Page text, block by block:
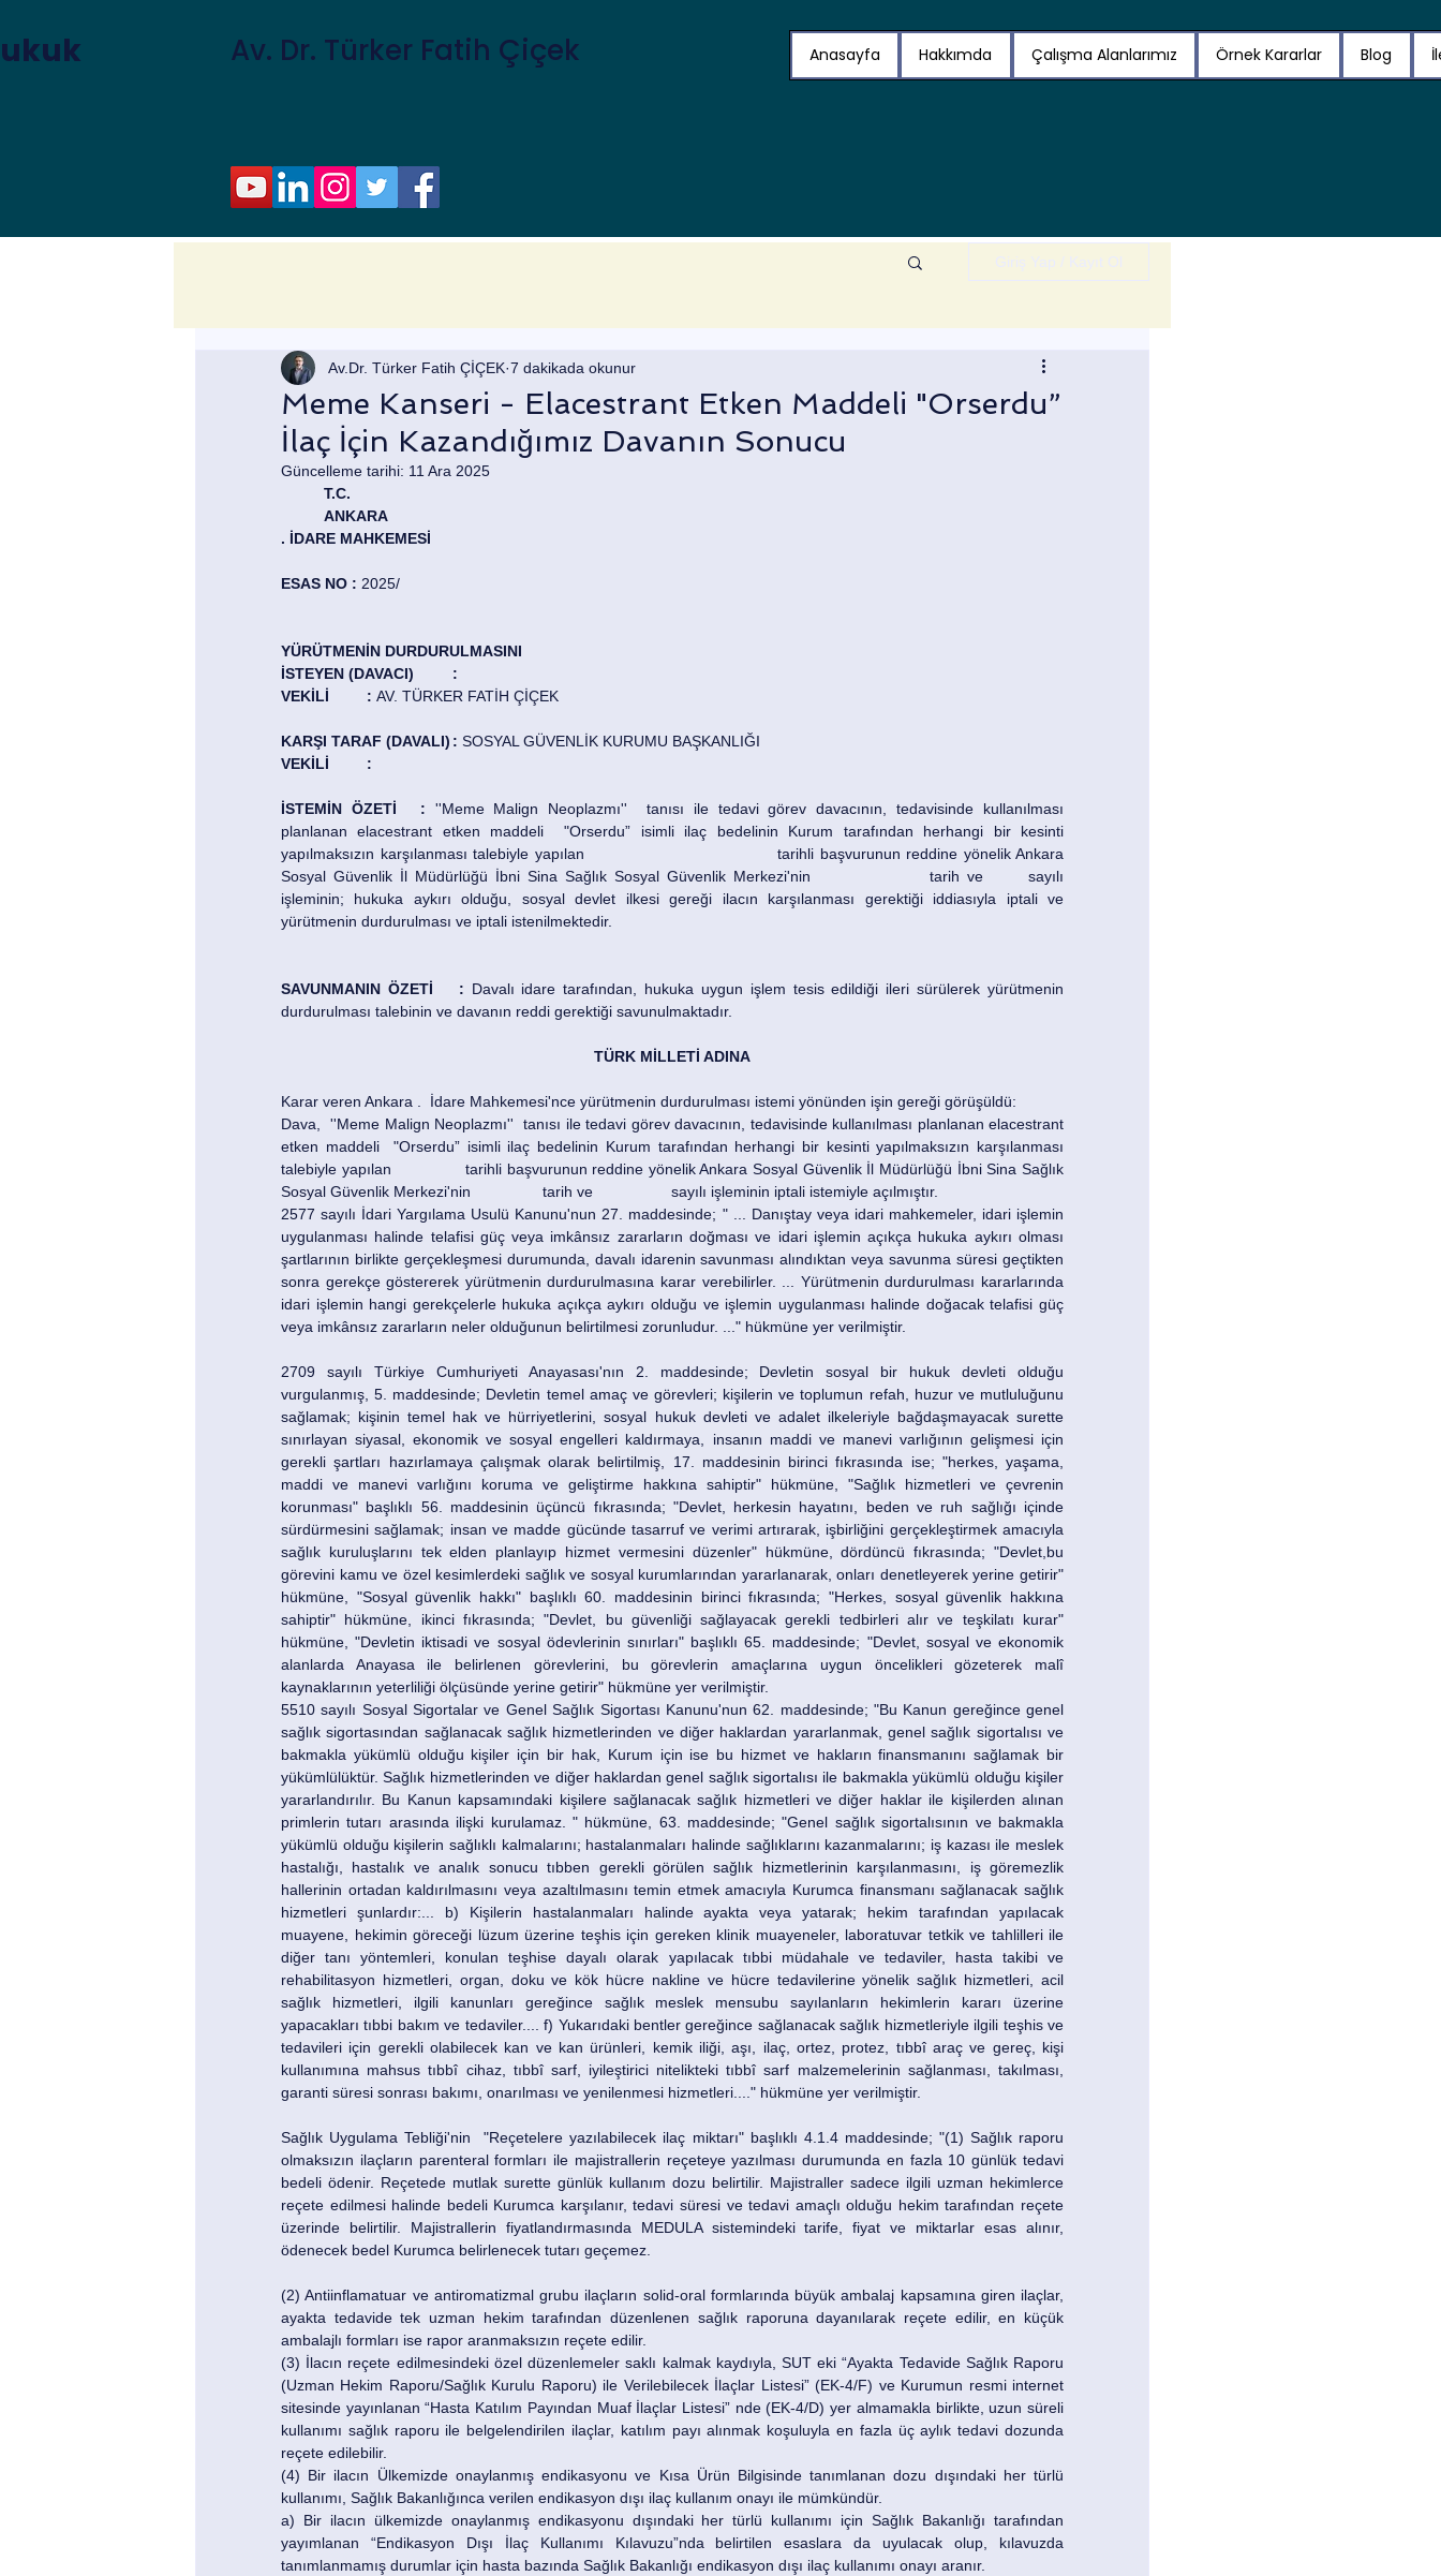
Av. Dr. Türker Fatih Çiçek Anasayfa Hakkımda Çalışma Alanlarımız Örnek Kararlar Blog
Giriş Yap / Kayıt Ol
Meme Kanseri - Elacestrant Etken Maddeli "Orserdu”
İlaç İçin Kazandığımız Davanın Sonucu
Av.Dr. Türker Fatih ÇİÇEK 7 dakikada okunur
Güncelleme tarihi: 11 Ara 2025
	T.C.
	ANKARA
. İDARE MAHKEMESİ
ESAS NO : 2025/
YÜRÜTMENİN DURDURULMASINI
İSTEYEN (DAVACI)	:
VEKİLİ	: AV. TÜRKER FATİH ÇİÇEK
KARŞI TARAF (DAVALI)	: SOSYAL GÜVENLİK KURUMU BAŞKANLIĞI
VEKİLİ	:
İSTEMİN ÖZETİ	: ''Meme Malign Neoplazmı''  tanısı ile tedavi görev davacının, tedavisinde kullanılması
planlanan elacestrant etken maddeli  "Orserdu” isimli ilaç bedelinin Kurum tarafından herhangi bir kesinti
yapılmaksızın karşılanması talebiyle yapılan 				  tarihli başvurunun reddine yönelik Ankara
Sosyal Güvenlik İl Müdürlüğü İbni Sina Sağlık Sosyal Güvenlik Merkezi'nin 			 tarih ve 	 sayılı
işleminin; hukuka aykırı olduğu, sosyal devlet ilkesi gereği ilacın karşılanması gerektiği iddiasıyla iptali ve
yürütmenin durdurulması ve iptali istenilmektedir.
SAVUNMANIN ÖZETİ	: Davalı idare tarafından, hukuka uygun işlem tesis edildiği ileri sürülerek yürütmenin
durdurulması talebinin ve davanın reddi gerektiği savunulmaktadır.
TÜRK MİLLETİ ADINA
Karar veren Ankara .  İdare Mahkemesi'nce yürütmenin durdurulması istemi yönünden işin gereği görüşüldü:
Dava,  ''Meme Malign Neoplazmı''  tanısı ile tedavi görev davacının, tedavisinde kullanılması planlanan elacestrant
etken maddeli  "Orserdu” isimli ilaç bedelinin Kurum tarafından herhangi bir kesinti yapılmaksızın karşılanması
talebiyle yapılan 		  tarihli başvurunun reddine yönelik Ankara Sosyal Güvenlik İl Müdürlüğü İbni Sina Sağlık
Sosyal Güvenlik Merkezi'nin 		 tarih ve 		 sayılı işleminin iptali istemiyle açılmıştır.
2577 sayılı İdari Yargılama Usulü Kanunu'nun 27. maddesinde; " ... Danıştay veya idari mahkemeler, idari işlemin
uygulanması halinde telafisi güç veya imkânsız zararların doğması ve idari işlemin açıkça hukuka aykırı olması
şartlarının birlikte gerçekleşmesi durumunda, davalı idarenin savunması alındıktan veya savunma süresi geçtikten
sonra gerekçe göstererek yürütmenin durdurulmasına karar verebilirler. ... Yürütmenin durdurulması kararlarında
idari işlemin hangi gerekçelerle hukuka açıkça aykırı olduğu ve işlemin uygulanması halinde doğacak telafisi güç
veya imkânsız zararların neler olduğunun belirtilmesi zorunludur. ..." hükmüne yer verilmiştir.
2709 sayılı Türkiye Cumhuriyeti Anayasası'nın 2. maddesinde; Devletin sosyal bir hukuk devleti olduğu
vurgulanmış, 5. maddesinde; Devletin temel amaç ve görevleri; kişilerin ve toplumun refah, huzur ve mutluluğunu
sağlamak; kişinin temel hak ve hürriyetlerini, sosyal hukuk devleti ve adalet ilkeleriyle bağdaşmayacak surette
sınırlayan siyasal, ekonomik ve sosyal engelleri kaldırmaya, insanın maddi ve manevi varlığının gelişmesi için
gerekli şartları hazırlamaya çalışmak olarak belirtilmiş, 17. maddesinin birinci fıkrasında ise; "herkes, yaşama,
maddi ve manevi varlığını koruma ve geliştirme hakkına sahiptir" hükmüne, "Sağlık hizmetleri ve çevrenin
korunması" başlıklı 56. maddesinin üçüncü fıkrasında; "Devlet, herkesin hayatını, beden ve ruh sağlığı içinde
sürdürmesini sağlamak; insan ve madde gücünde tasarruf ve verimi artırarak, işbirliğini gerçekleştirmek amacıyla
sağlık kuruluşlarını tek elden planlayıp hizmet vermesini düzenler" hükmüne, dördüncü fıkrasında; "Devlet,bu
görevini kamu ve özel kesimlerdeki sağlık ve sosyal kurumlarından yararlanarak, onları denetleyerek yerine getirir"
hükmüne, "Sosyal güvenlik hakkı" başlıklı 60. maddesinin birinci fıkrasında; "Herkes, sosyal güvenlik hakkına
sahiptir" hükmüne, ikinci fıkrasında; "Devlet, bu güvenliği sağlayacak gerekli tedbirleri alır ve teşkilatı kurar"
hükmüne, "Devletin iktisadi ve sosyal ödevlerinin sınırları" başlıklı 65. maddesinde; "Devlet, sosyal ve ekonomik
alanlarda Anayasa ile belirlenen görevlerini, bu görevlerin amaçlarına uygun öncelikleri gözeterek malî
kaynaklarının yeterliliği ölçüsünde yerine getirir" hükmüne yer verilmiştir.
5510 sayılı Sosyal Sigortalar ve Genel Sağlık Sigortası Kanunu'nun 62. maddesinde; "Bu Kanun gereğince genel
sağlık sigortasından sağlanacak sağlık hizmetlerinden ve diğer haklardan yararlanmak, genel sağlık sigortalısı ve
bakmakla yükümlü olduğu kişiler için bir hak, Kurum için ise bu hizmet ve hakların finansmanını sağlamak bir
yükümlülüktür. Sağlık hizmetlerinden ve diğer haklardan genel sağlık sigortalısı ile bakmakla yükümlü olduğu kişiler
yararlandırılır. Bu Kanun kapsamındaki kişilere sağlanacak sağlık hizmetleri ve diğer haklar ile kişilerden alınan
primlerin tutarı arasında ilişki kurulamaz. " hükmüne, 63. maddesinde; "Genel sağlık sigortalısının ve bakmakla
yükümlü olduğu kişilerin sağlıklı kalmalarını; hastalanmaları halinde sağlıklarını kazanmalarını; iş kazası ile meslek
hastalığı, hastalık ve analık sonucu tıbben gerekli görülen sağlık hizmetlerinin karşılanmasını, iş göremezlik
hallerinin ortadan kaldırılmasını veya azaltılmasını temin etmek amacıyla Kurumca finansmanı sağlanacak sağlık
hizmetleri şunlardır:... b) Kişilerin hastalanmaları halinde ayakta veya yatarak; hekim tarafından yapılacak
muayene, hekimin göreceği lüzum üzerine teşhis için gereken klinik muayeneler, laboratuvar tetkik ve tahlilleri ile
diğer tanı yöntemleri, konulan teşhise dayalı olarak yapılacak tıbbi müdahale ve tedaviler, hasta takibi ve
rehabilitasyon hizmetleri, organ, doku ve kök hücre nakline ve hücre tedavilerine yönelik sağlık hizmetleri, acil
sağlık hizmetleri, ilgili kanunları gereğince sağlık meslek mensubu sayılanların hekimlerin kararı üzerine
yapacakları tıbbi bakım ve tedaviler.... f) Yukarıdaki bentler gereğince sağlanacak sağlık hizmetleriyle ilgili teşhis ve
tedavileri için gerekli olabilecek kan ve kan ürünleri, kemik iliği, aşı, ilaç, ortez, protez, tıbbî araç ve gereç, kişi
kullanımına mahsus tıbbî cihaz, tıbbî sarf, iyileştirici nitelikteki tıbbî sarf malzemelerinin sağlanması, takılması,
garanti süresi sonrası bakımı, onarılması ve yenilenmesi hizmetleri...." hükmüne yer verilmiştir.
Sağlık Uygulama Tebliği'nin  "Reçetelere yazılabilecek ilaç miktarı" başlıklı 4.1.4 maddesinde; "(1) Sağlık raporu
olmaksızın ilaçların parenteral formları ile majistrallerin reçeteye yazılması durumunda en fazla 10 günlük tedavi
bedeli ödenir. Reçetede mutlak surette günlük kullanım dozu belirtilir. Majistraller sadece ilgili uzman hekimlerce
reçete edilmesi halinde bedeli Kurumca karşılanır, tedavi süresi ve tedavi amaçlı olduğu hekim tarafından reçete
üzerinde belirtilir. Majistrallerin fiyatlandırmasında MEDULA sistemindeki tarife, fiyat ve miktarlar esas alınır,
ödenecek bedel Kurumca belirlenecek tutarı geçemez.
(2) Antiinflamatuar ve antiromatizmal grubu ilaçların solid-oral formlarında büyük ambalaj kapsamına giren ilaçlar,
ayakta tedavide tek uzman hekim tarafından düzenlenen sağlık raporuna dayanılarak reçete edilir, en küçük
ambalajlı formları ise rapor aranmaksızın reçete edilir.
(3) İlacın reçete edilmesindeki özel düzenlemeler saklı kalmak kaydıyla, SUT eki “Ayakta Tedavide Sağlık Raporu
(Uzman Hekim Raporu/Sağlık Kurulu Raporu) ile Verilebilecek İlaçlar Listesi” (EK-4/F) ve Kurumun resmi internet
sitesinde yayınlanan “Hasta Katılım Payından Muaf İlaçlar Listesi” nde (EK-4/D) yer almamakla birlikte, uzun süreli
kullanımı sağlık raporu ile belgelendirilen ilaçlar, katılım payı alınmak koşuluyla en fazla üç aylık tedavi dozunda
reçete edilebilir.
(4) Bir ilacın Ülkemizde onaylanmış endikasyonu ve Kısa Ürün Bilgisinde tanımlanan dozu dışındaki her türlü
kullanımı, Sağlık Bakanlığınca verilen endikasyon dışı ilaç kullanım onayı ile mümkündür.
a) Bir ilacın ülkemizde onaylanmış endikasyonu dışındaki her türlü kullanımı için Sağlık Bakanlığı tarafından
yayımlanan “Endikasyon Dışı İlaç Kullanımı Kılavuzu”nda belirtilen esaslara da uyulacak olup, kılavuzda
tanımlanmamış durumlar için hasta bazında Sağlık Bakanlığı endikasyon dışı ilaç kullanımı onayı aranır.